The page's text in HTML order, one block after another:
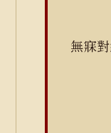
無寐